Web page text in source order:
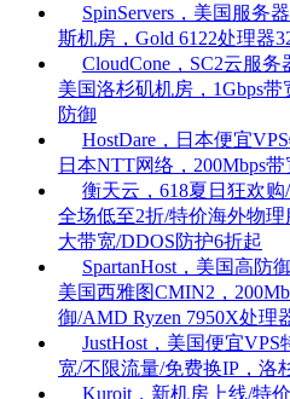
SpinServers，美国服务
斯机房，Gold 6122处理器
CloudCone，SC2云服务
美国洛杉矶机房，1Gbps
防御
HostDare，日本便宜
日本NTT网络，200Mbps带
衡天云，618夏日狂欢购
全场低至2折/特价海外物
大带宽/DDOS防护6折起
SpartanHost，美国高防
美国西雅图CMIN2，
御/AMD Ryzen 7950X处理
JustHost，美国便宜
宽/不限流量/免费换IP，洛
Kuroit，新机房上线/特